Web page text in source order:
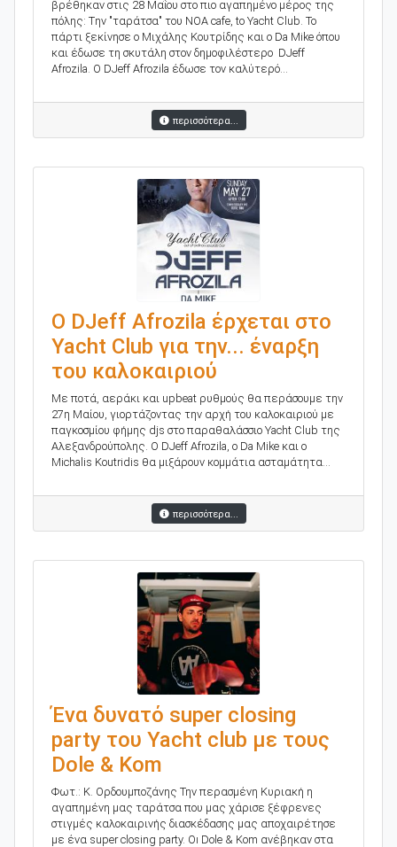
βρέθηκαν στις 28 Μαΐου στο πιο αγαπημένο μέρος της
πόλης: Tην "ταράτσα" του ΝΟΑ cafe, to Υacht Club. Το
πάρτι ξεκίνησε ο Μιχάλης Κουτρίδης και ο Da Mike όπου
και έδωσε τη σκυτάλη στον δημοφιλέστερο DJeff
Afrozila. O DJeff Afrozila έδωσε τον καλύτερό...
περισσότερα...
Ο DJeff Afrozila έρχεται στο
Yacht Club για την... έναρξη
του καλοκαιριού
Με ποτά, αεράκι και upbeat ρυθμούς θα περάσουμε την
27η Μαίου, γιορτάζοντας την αρχή του καλοκαιριού με
παγκοσμίου φήμης djs στο παραθαλάσσιο Yacht Club της
Αλεξανδρούπολης. Ο DJeff Afrozila, ο Da Mike και ο
Michalis Koutridis θα μιξάρουν κομμάτια ασταμάτητα...
περισσότερα...
Ένα δυνατό super closing
party του Yacht club με τους
Dole & Kom
Φωτ.: Κ. Ορδουμποζάνης Την περασμένη Κυριακή η
αγαπημένη μας ταράτσα που μας χάρισε ξέφρενες
στιγμές καλοκαιρινής διασκέδασης μας αποχαιρέτησε
με ένα super closing party. Oı Dole & Kom ανέβηκαν στα